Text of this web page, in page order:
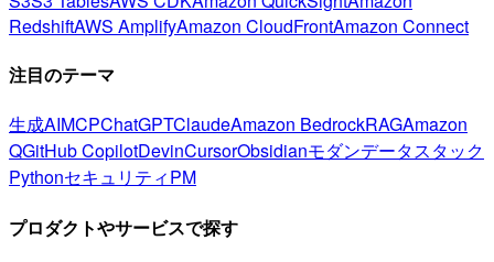
RedshiftAWS AmplifyAmazon CloudFrontAmazon Connect
注目のテーマ
生成AIMCPChatGPTClaudeAmazon BedrockRAGAmazon
QGitHub CopilotDevinCursorObsidianモダンデータスタック
PythonセキュリティPM
プロダクトやサービスで探す